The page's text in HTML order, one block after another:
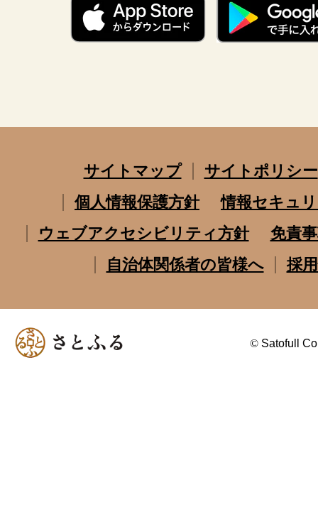
サイトマップ
サイトポリシー
個人情報保護方針
情報セキュ
ウェブアクセシビリティ方針
免責
自治体関係者の皆様へ
採
© Satofull